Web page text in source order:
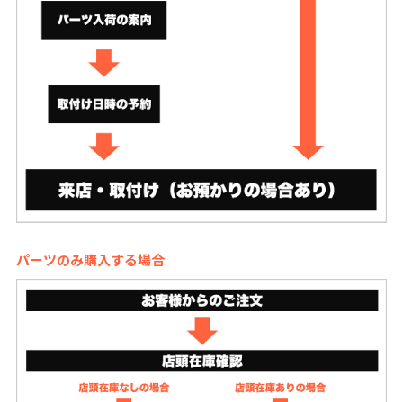
パーツのみ購入する場合